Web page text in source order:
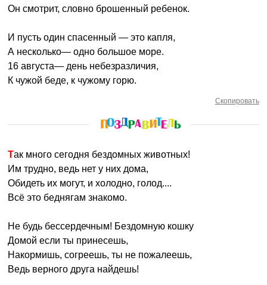
Он смотрит, словно брошенный ребенок.
И пусть один спасенный — это капля,
А несколько— одно большое море.
16 августа— день небезразличия,
К чужой беде, к чужому горю.
Скопировать
Так много сегодня бездомных животных!
Им трудно, ведь нет у них дома,
Обидеть их могут, и холодно, голод....
Всё это беднягам знакомо.
Не будь бессердечным! Бездомную кошку
Домой если ты принесешь,
Накормишь, согреешь, ты не пожалеешь,
Ведь верного друга найдешь!